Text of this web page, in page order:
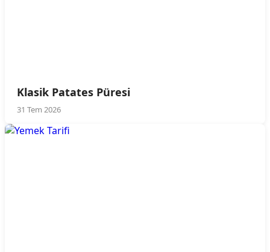
Klasik Patates Püresi
31 Tem 2026